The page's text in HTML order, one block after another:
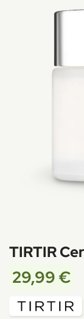
TIRTIR
29,99 €